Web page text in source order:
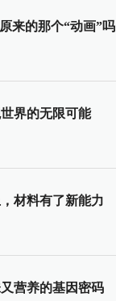
来的那个“动画”吗
界的无限可能
材料有了新能力
营养的基因密码